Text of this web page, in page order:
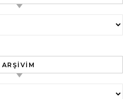
ARŞIVIM